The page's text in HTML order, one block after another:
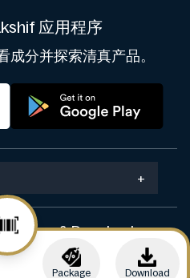
Package Download
应用程序
成分并探索清真产品。
+
& Develop by